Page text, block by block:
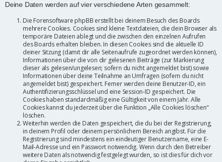
Deine Daten werden auf vier verschiedene Arten gesammelt:
Die Forensoftware phpBB erstellt bei deinem Besuch des Boards
mehrere Cookies. Cookies sind kleine Textdateien, die dein Browser als
temporäre Dateien ablegt und die zwischen den einzelnen Aufrufen
des Boards erhalten bleiben. In diesen Cookies sind die aktuelle ID
deiner Sitzung (damit dir alle Seitenaufrufe zugeordnet werden können),
Informationen über die von dir gelesenen Beiträge (zur Markierung
dieser als gelesen/ungelesen; sofern du nicht angemeldet bist) sowie
Informationen über deine Teilnahme an Umfragen (sofern du nicht
angemeldet bist) gespeichert. Ferner werden deine Benutzer-ID, ein
Authentifizierungsschlüssel und eine Session-ID gespeichert. Die
Cookies haben standardmäßig eine Gültigkeit von einem Jahr. Alle
Cookies kannst du jederzeit über die Funktion „Alle Cookies löschen“
löschen.
Weiterhin werden die Daten gespeichert, die du bei der Registrierung,
in deinem Profil oder deinem persönlichem Bereich angibst. Für die
Registrierung sind mindestens ein eindeutiger Benutzername, eine E-
Mail-Adresse und ein Passwort notwendig. Wenn durch den Betreiber
weitere Daten als notwendig festgelegt wurden, so ist dies für dich vor